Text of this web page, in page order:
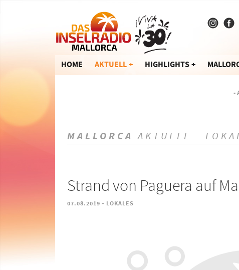
HOME AKTUELL HIGHLIGHTS
-
MALLORCA AKTUELL -
Strand von Paguera auf
07.08.2019 - LOKALES